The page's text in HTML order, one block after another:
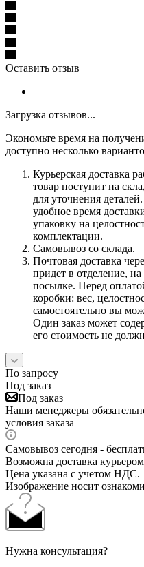
Оставить отзыв
Загрузка отзывов...
Экономьте время на
доступно несколько
Курьерская доставка
товар поступит на
для уточнения
удобное время
упаковку на
комплектации.
Самовывоз со склада.
Почтовая доставка
придет в отделение,
посылке. Перед
коробки: вес,
самостоятельно вы
Один заказ может
его стоимость не
По запросу
Под заказ
Под заказ
Наши менеджеры
условия заказа
Самовывоз сегодня -
Возможна доставка курьером
Цена указана с учетом НДС.
Изображение носит
Нужна консультация?